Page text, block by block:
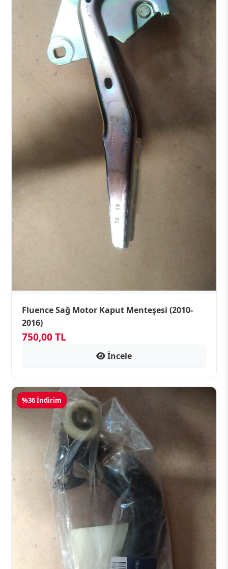
Fluence Sağ Motor Kaput Menteşesi (2010-
2016)
750,00 TL
İncele
%36 İndirim